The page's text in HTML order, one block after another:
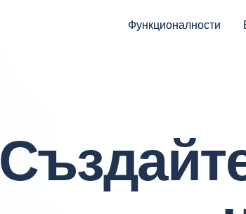
Функционалности